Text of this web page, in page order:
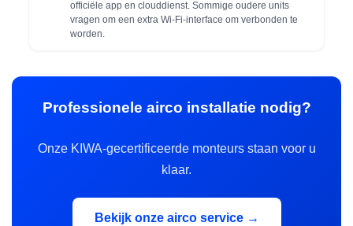
officiële app en clouddienst. Sommige oudere units
vragen om een extra Wi‑Fi‑interface om verbonden te
worden.
Professionele airco installatie nodig?
Onze KIWA-gecertificeerde monteurs staan voor u
klaar.
Bekijk onze airco service →